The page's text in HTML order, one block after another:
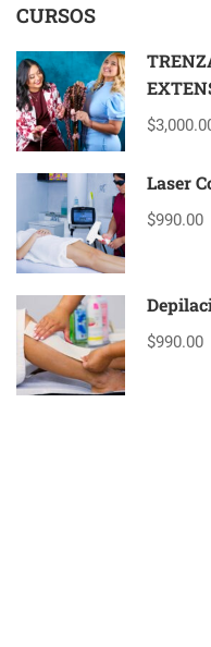
CURSOS
Laser
$990.00
$990.00